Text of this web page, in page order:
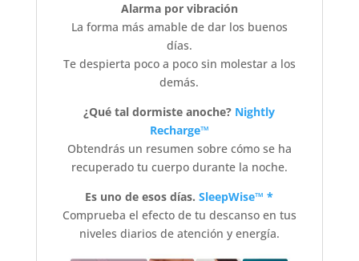
Alarma por vibración
La forma más amable de dar los buenos
días.
Te despierta poco a poco sin molestar a los
demás.
¿Qué tal dormiste anoche? Nightly
Recharge™
Obtendrás un resumen sobre cómo se ha
recuperado tu cuerpo durante la noche.
Es uno de esos días.SleepWise™ *
Comprueba el efecto de tu descanso en tus
niveles diarios de atención y energía.